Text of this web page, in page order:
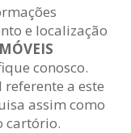
e localização
conosco.
a este
assim como
cartório.